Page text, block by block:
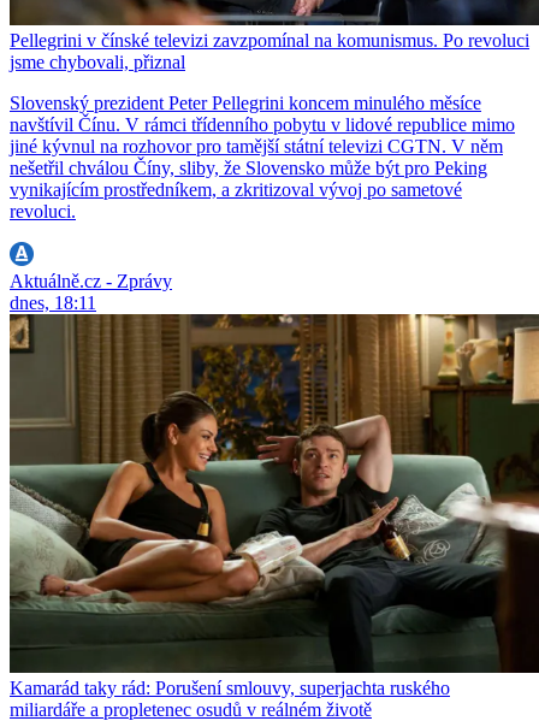
Pellegrini v čínské televizi zavzpomínal na komunismus. Po revoluci
jsme chybovali, přiznal
Slovenský prezident Peter Pellegrini koncem minulého měsíce
navštívil Čínu. V rámci třídenního pobytu v lidové republice mimo
jiné kývnul na rozhovor pro tamější státní televizi CGTN. V něm
nešetřil chválou Číny, sliby, že Slovensko může být pro Peking
vynikajícím prostředníkem, a zkritizoval vývoj po sametové
revoluci.
Aktuálně.cz - Zprávy
dnes, 18:11
Kamarád taky rád: Porušení smlouvy, superjachta ruského
miliardáře a propletenec osudů v reálném životě